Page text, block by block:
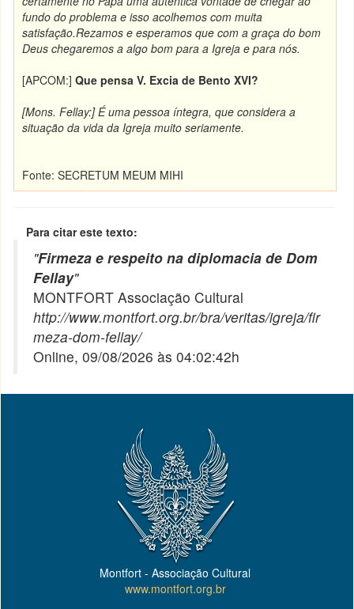
fundo do problema e isso acolhemos com muita
satisfação.Rezamos e esperamos que com a graça do bom
Deus chegaremos a algo bom para a Igreja e para nós.
[APCOM:]Que pensa V. Excia de Bento XVI?
[Mons. Fellay:] É uma pessoa íntegra, que considera a
situação da vida da Igreja muito seriamente.
Fonte: SECRETUM MEUM MIHI
Para citar este texto:
"Firmeza e respeito na diplomacia de Dom
Fellay"
MONTFORT Associação Cultural
http://www.montfort.org.br/bra/veritas/igreja/fir
meza-dom-fellay/
Online, 09/08/2026 às 04:02:42h
Montfort - Associação Cultural
www.montfort.org.br